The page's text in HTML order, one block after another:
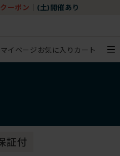
ーポン (土)開催あり
マイページ お気に入り カート